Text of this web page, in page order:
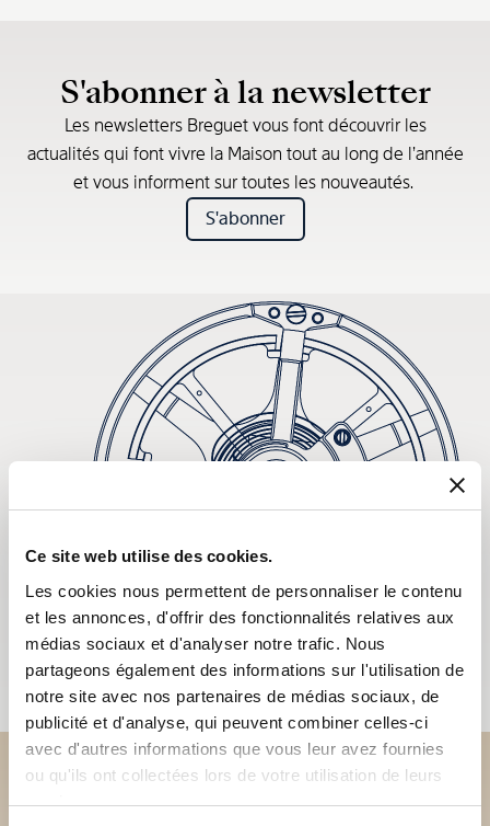
Ce site web utilise des cookies.
Les cookies nous permettent de personnaliser le contenu
et les annonces, d'offrir des fonctionnalités relatives aux
médias sociaux et d'analyser notre trafic. Nous
partageons également des informations sur l'utilisation de
notre site avec nos partenaires de médias sociaux, de
publicité et d'analyse, qui peuvent combiner celles-ci
avec d'autres informations que vous leur avez fournies
ou qu'ils ont collectées lors de votre utilisation de leurs
services.
S'abonner à la newsletter
Les newsletters Breguet vous font découvrir les
actualités qui font vivre la Maison tout au long de l’année
et vous informent sur toutes les nouveautés.
S'abonner
Découvrez nos collections